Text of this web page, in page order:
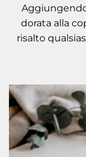
dorata alla
risalto